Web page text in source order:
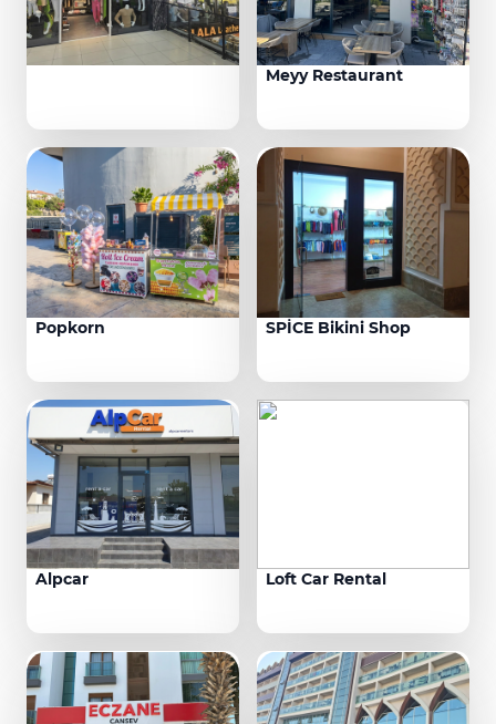
Meyy Restaurant
Popkorn SPİCE Bikini Shop
Alpcar Loft Car Rental